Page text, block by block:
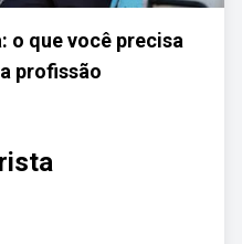
que você precisa
profissão